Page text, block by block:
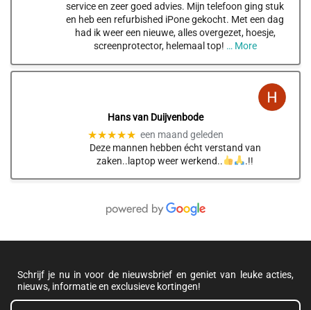
service en zeer goed advies. Mijn telefoon ging stuk
en heb een refurbished iPone gekocht. Met een dag
had ik weer een nieuwe, alles overgezet, hoesje,
screenprotector, helemaal top! … More
Hans van Duijvenbode
★★★★★ een maand geleden
Deze mannen hebben écht verstand van
zaken..laptop weer werkend..
.!!
Schrijf je nu in voor de nieuwsbrief en geniet van leuke acties,
nieuws, informatie en exclusieve kortingen!